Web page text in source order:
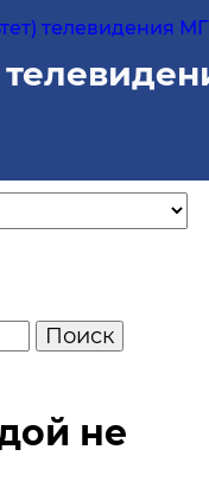
телевидения
не